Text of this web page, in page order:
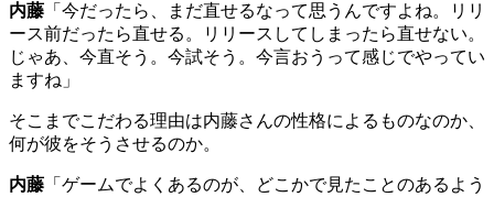
内藤 「今だったら、まだ直せるなって思うんですよね。リリ
ース前だったら直せる。リリースしてしまったら直せない。
じゃあ、今直そう。今試そう。今言おうって感じでやってい
ますね」
そこまでこだわる理由は内藤さんの性格によるものなのか、
何が彼をそうさせるのか。
内藤 「ゲームでよくあるのが、どこかで見たことのあるよう